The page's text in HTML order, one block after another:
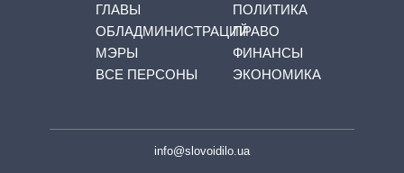
ГЛАВЫ
ОБЛАДМИНИСТРАЦИЙ
МЭРЫ
ВСЕ ПЕРСОНЫ
ПОЛИТИКА
ПРАВО
ФИНАНСЫ
ЭКОНОМИКА
info@slovoidilo.ua